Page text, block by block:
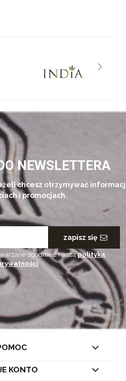
NEWSLETTERA
chcesz otrzymywać
i promocjach.
zapisz się
zgodnie z nasząpolityką
KONTO